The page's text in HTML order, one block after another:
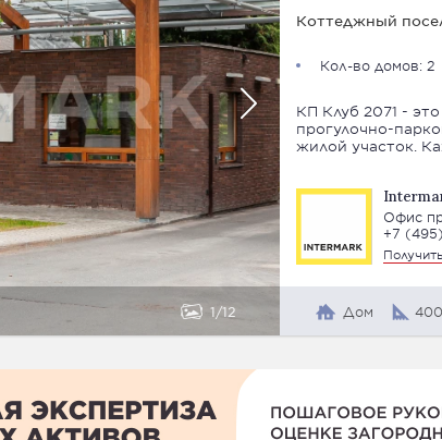
1 12
Коттеджный
Кол-во домов: 2
КП Клуб 2071 -
прогулочно-
жилой участок.
Офис
+7
Дом